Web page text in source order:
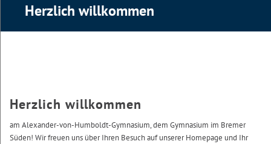
Herzlich willkommen
Herzlich willkommen
am Alexander-von-Humboldt-Gymnasium, dem Gymnasium im Bremer
Süden! Wir freuen uns über Ihren Besuch auf unserer Homepage und Ihr